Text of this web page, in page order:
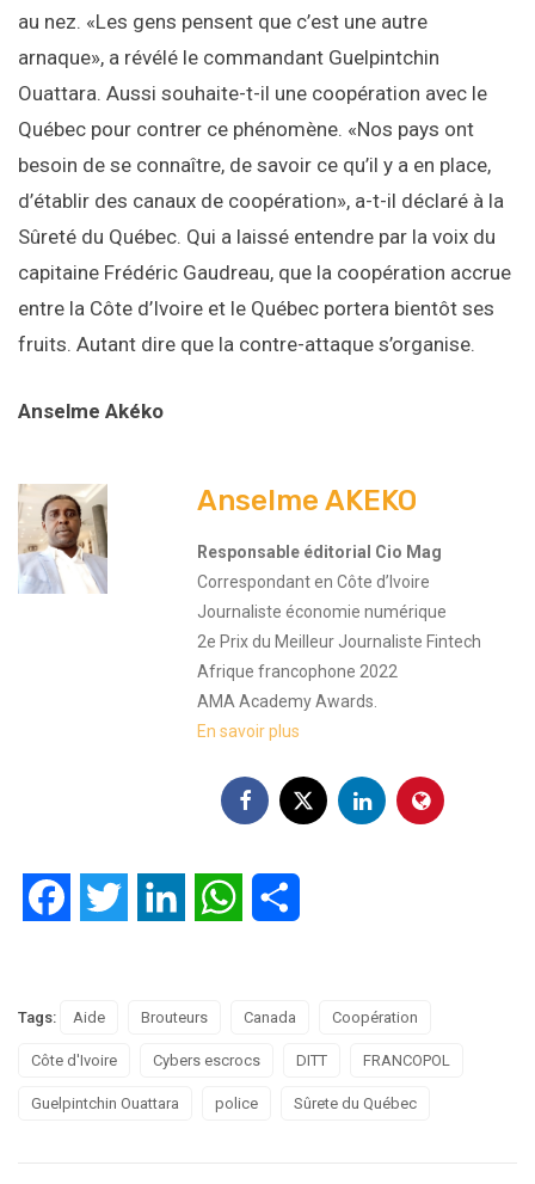
au nez. «Les gens pensent que c’est une autre
arnaque», a révélé le commandant Guelpintchin
Ouattara. Aussi souhaite-t-il une coopération avec le
Québec pour contrer ce phénomène. «Nos pays ont
besoin de se connaître, de savoir ce qu’il y a en place,
d’établir des canaux de coopération», a-t-il déclaré à la
Sûreté du Québec. Qui a laissé entendre par la voix du
capitaine Frédéric Gaudreau, que la coopération accrue
entre la Côte d’Ivoire et le Québec portera bientôt ses
fruits. Autant dire que la contre-attaque s’organise.
Anselme Akéko
Anselme AKEKO
Responsable éditorial Cio Mag
Correspondant en Côte d’Ivoire
Journaliste économie numérique
2e Prix du Meilleur Journaliste Fintech
Afrique francophone 2022
AMA Academy Awards.
En savoir plus
FacebookTwitter LinkedIn WhatsApp
Tags: Aide Brouteurs Canada Coopération
Côte d'Ivoire Cybers escrocs DITT FRANCOPOL
Guelpintchin Ouattara police Sûrete du Québec